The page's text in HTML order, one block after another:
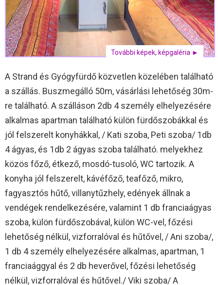
További képek, képgaléria ►
A Strand és Gyógyfürdő közvetlen közelében található
a szállás. Buszmegálló 50m, vásárlási lehetőség 30m-
re található. A szálláson 2db 4 személy elhelyezésére
alkalmas apartman található külön fürdőszobákkal és
jól felszerelt konyhákkal, / Kati szoba, Peti szoba/ 1db
4 ágyas, és 1db 2 ágyas szoba található. melyekhez
közös főző, étkező, mosdó-tusoló, WC tartozik. A
konyha jól felszerelt, kávéfőző, teafőző, mikro,
fagyasztós hűtő, villanytűzhely, edények állnak a
vendégek rendelkezésére, valamint 1 db franciaágyas
szoba, külön fürdőszobával, külön WC-vel, főzési
lehetőség nélkül, vizforralóval és hűtővel, / Ani szoba/,
1 db 4 személy elhelyezésére alkalmas, apartman, 1
franciaággyal és 2 db heverővel, főzési lehetőség
nélkül, vizforralóval és hűtővel./ Viki szoba/ A